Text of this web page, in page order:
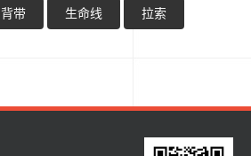
背带 生命线 拉索